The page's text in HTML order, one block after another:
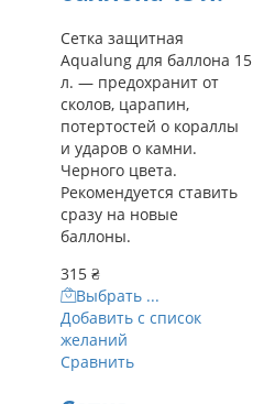
Сетка защитная
Aqualung для баллона 15
л. — предохранит от
сколов, царапин,
потертостей о кораллы
и ударов о камни.
Черного цвета.
Рекомендуется ставить
сразу на новые
баллоны.
315 ₴
Выбрать ...
Добавить с список
желаний
Сравнить